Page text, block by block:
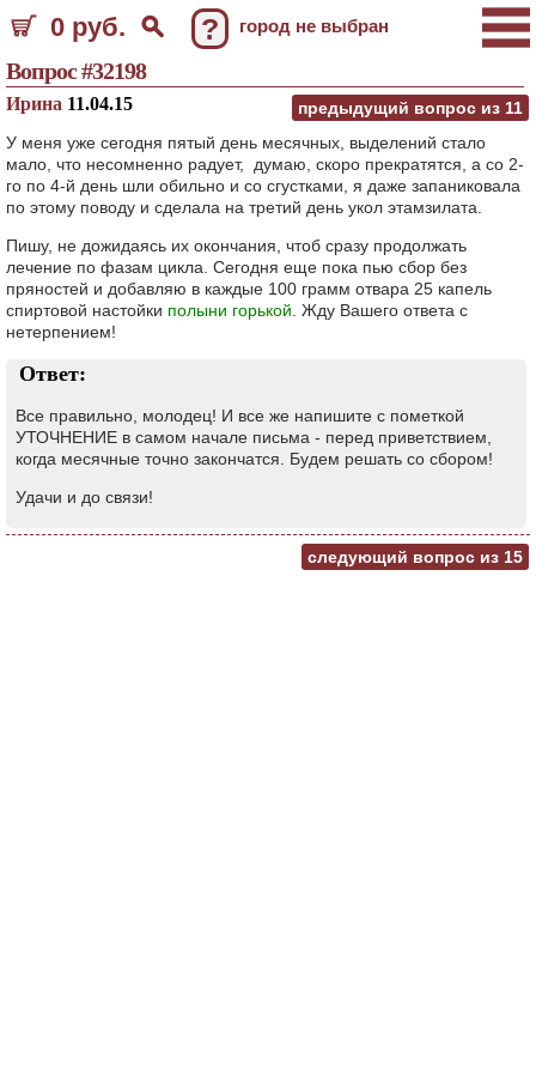
0 руб. ? город не выбран
Вопрос #32198
предыдущий вопрос из 11
Ирина 11.04.15
У меня уже сегодня пятый день месячных, выделений стало
мало, что несомненно радует, думаю, скоро прекратятся, а со 2-
го по 4-й день шли обильно и со сгустками, я даже запаниковала
по этому поводу и сделала на третий день укол этамзилата.
Пишу, не дожидаясь их окончания, чтоб сразу продолжать
лечение по фазам цикла. Сегодня еще пока пью сбор без
пряностей и добавляю в каждые 100 грамм отвара 25 капель
спиртовой настойки полыни горькой . Жду Вашего ответа с
нетерпением!
Ответ:
Все правильно, молодец! И все же напишите с пометкой
УТОЧНЕНИЕ в самом начале письма - перед приветствием,
когда месячные точно закончатся. Будем решать со сбором!
Удачи и до связи!
следующий вопрос из 15